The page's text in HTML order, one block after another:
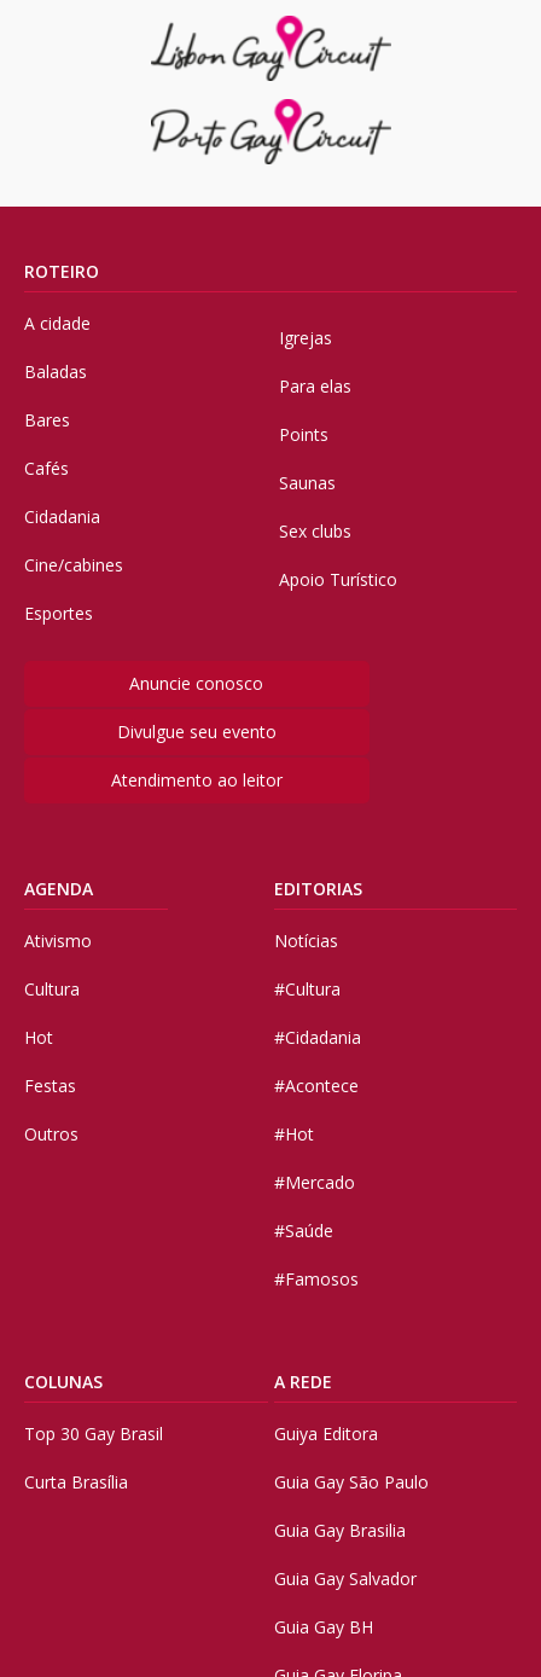
ROTEIRO
A cidade
Baladas
Bares
Cafés
Cidadania
Cine/cabines
Esportes
Igrejas
Para elas
Points
Saunas
Sex clubs
Apoio Turístico
Anuncie conosco
Divulgue seu evento
Atendimento ao leitor
AGENDA
Ativismo
Cultura
Hot
Festas
Outros
EDITORIAS
Notícias
#Cultura
#Cidadania
#Acontece
#Hot
#Mercado
#Saúde
#Famosos
COLUNAS
Top 30 Gay Brasil
Curta Brasília
A REDE
Guiya Editora
Guia Gay São Paulo
Guia Gay Brasilia
Guia Gay Salvador
Guia Gay BH